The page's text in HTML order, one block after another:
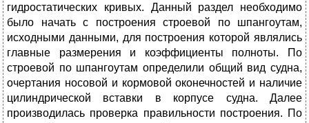
гидростатических кривых. Данный раздел необходимо
было начать с построения строевой по шпангоутам,
исходными данными, для построения которой являлись
главные размерения и коэффициенты полноты. По
строевой по шпангоутам определили общий вид судна,
очертания носовой и кормовой оконечностей и наличие
цилиндрической вставки в корпусе судна. Далее
производилась проверка правильности построения. По